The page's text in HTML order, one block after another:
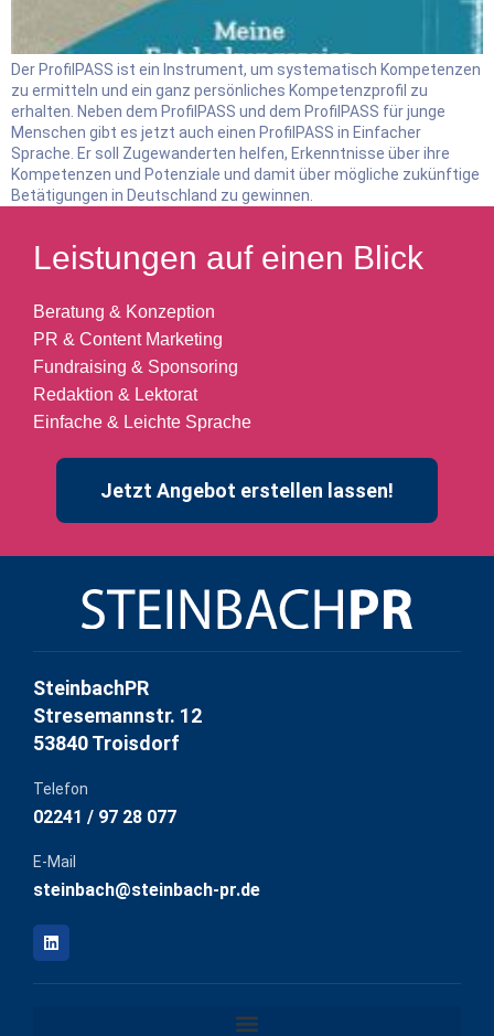
Der ProfilPASS ist ein Instrument, um systematisch Kompetenzen
zu ermitteln und ein ganz persönliches Kompetenzprofil zu
erhalten. Neben dem ProfilPASS und dem ProfilPASS für junge
Menschen gibt es jetzt auch einen ProfilPASS in Einfacher
Sprache. Er soll Zugewanderten helfen, Erkenntnisse über ihre
Kompetenzen und Potenziale und damit über mögliche zukünftige
Betätigungen in Deutschland zu gewinnen.
SteinbachPR
Stresemannstr. 12
53840 Troisdorf
Telefon
02241 / 97 28 077
E-Mail
steinbach@steinbach-pr.de
Leistungen auf einen Blick
Beratung & Konzeption
PR & Content Marketing
Fundraising & Sponsoring
Redaktion & Lektorat
Einfache & Leichte Sprache
Jetzt Angebot erstellen lassen!